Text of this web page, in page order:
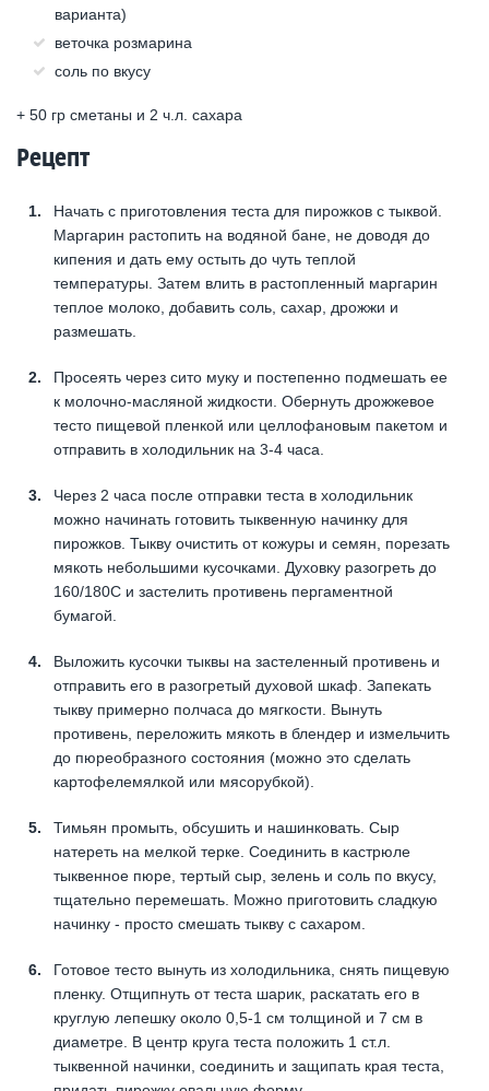
варианта)
веточка розмарина
соль по вкусу
+ 50 гр сметаны и 2 ч.л. сахара
Рецепт
Начать с приготовления теста для пирожков с тыквой.
Маргарин растопить на водяной бане, не доводя до
кипения и дать ему остыть до чуть теплой
температуры. Затем влить в растопленный маргарин
теплое молоко, добавить соль, сахар, дрожжи и
размешать.
Просеять через сито муку и постепенно подмешать ее
к молочно-масляной жидкости. Обернуть дрожжевое
тесто пищевой пленкой или целлофановым пакетом и
отправить в холодильник на 3-4 часа.
Через 2 часа после отправки теста в холодильник
можно начинать готовить тыквенную начинку для
пирожков. Тыкву очистить от кожуры и семян, порезать
мякоть небольшими кусочками. Духовку разогреть до
160/180С и застелить противень пергаментной
бумагой.
Выложить кусочки тыквы на застеленный противень и
отправить его в разогретый духовой шкаф. Запекать
тыкву примерно полчаса до мягкости. Вынуть
противень, переложить мякоть в блендер и измельчить
до пюреобразного состояния (можно это сделать
картофелемялкой или мясорубкой).
Тимьян промыть, обсушить и нашинковать. Сыр
натереть на мелкой терке. Соединить в кастрюле
тыквенное пюре, тертый сыр, зелень и соль по вкусу,
тщательно перемешать. Можно приготовить сладкую
начинку - просто смешать тыкву с сахаром.
Готовое тесто вынуть из холодильника, снять пищевую
пленку. Отщипнуть от теста шарик, раскатать его в
круглую лепешку около 0,5-1 см толщиной и 7 см в
диаметре. В центр круга теста положить 1 ст.л.
тыквенной начинки, соединить и защипать края теста,